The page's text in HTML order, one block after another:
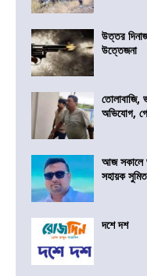
উত্তর
উত্তেজনা
তোলাবাজি,
অভিযোগ,
আজ সকালে
সহায়ক
দশে দশ